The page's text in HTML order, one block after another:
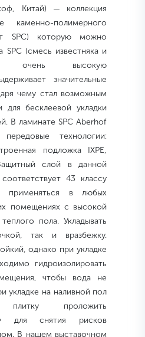
Китай) — коллекция
полимерного
SPC) которую можно
SPC (смесь известняка и
очень высокую
значительные
чему стал возможным
для бесклеевой укладки
В ламинате SPC Aberhof
технологии:
подложка IXPE,
слой в данной
43 классу
применяться в любых
помещениях с высокой
пола. Укладывать
так и вразбежку.
однако при укладке
гидроизолировать
чтобы вода не
укладке на наливной пол
проложить
для снятия рисков
В нашем выставочном